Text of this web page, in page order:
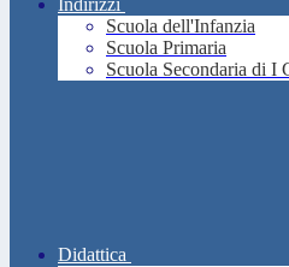
Indirizzi
Scuola dell'Infanzia
Scuola Primaria
Scuola Secondaria di I
Didattica